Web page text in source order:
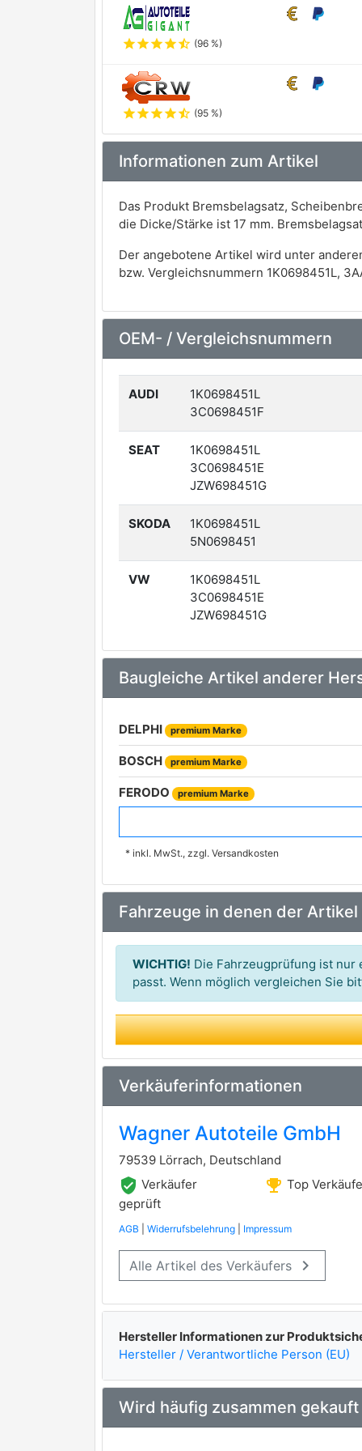
starstarstarstarstar_half (96 %)
starstarstarstarstar_half (95 %)
Informationen zum Artikel
Das Produkt Bremsbelagsatz,
die Dicke/Stärke ist 17 mm.
Der angebotene Artikel wird unter
bzw. Vergleichsnummern 1K0698451L,
OEM- / Vergleichsnummern
AUDI 1K0698451L
3C0698451F
SEAT 1K0698451L
3C0698451E
JZW698451G
SKODA 1K0698451L
5N0698451
VW 1K0698451L
3C0698451E
JZW698451G
Baugleiche Artikel anderer
DELPHI premium Marke
BOSCH premium Marke
FERODO premium Marke
TRW premium Marke
ATE premium Marke
BREMBO
TEXTAR
VALEO premium Marke
APEC
MINTEX
ROADHOUSE
* inkl. MwSt., zzgl. Versandkosten
Fahrzeuge in denen der
WICHTIG! Die Fahrzeugprüfung ist nur
passt. Wenn möglich vergleichen Sie
Verkäuferinformationen
Wagner Autoteile GmbH
79539 Lörrach, Deutschland
verified_user Verkäufer
geprüft
emoji_events Top
AGB Widerrufsbelehrung Impressum
Alle Artikel des Verkäufers keyboard_arrow_right
Hersteller Informationen zur
Hersteller / Verantwortliche Person (EU)
Wird häufig zusammen gekauft